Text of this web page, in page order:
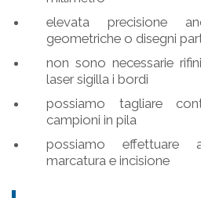
elevata precisione
geometriche o disegni
non sono necessarie
laser sigilla i bordi
possiamo tagliare
campioni in pila
possiamo effettuare
marcatura e incisione